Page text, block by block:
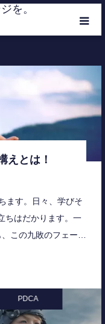
を。
えとは！
ます。日々、学びそ
ちはだかります。一
、この九敗のフェー…
PDCA